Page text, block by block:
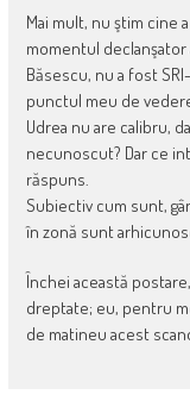
Mai mult, nu ştim cine
momentul declanşator
Băsescu, nu a fost
punctul meu de
Udrea nu are calibru,
necunoscut? Dar ce
răspuns.
Subiectiv cum sunt,
în zonă sunt
Închei această
dreptate; eu, pentru
de matineu acest